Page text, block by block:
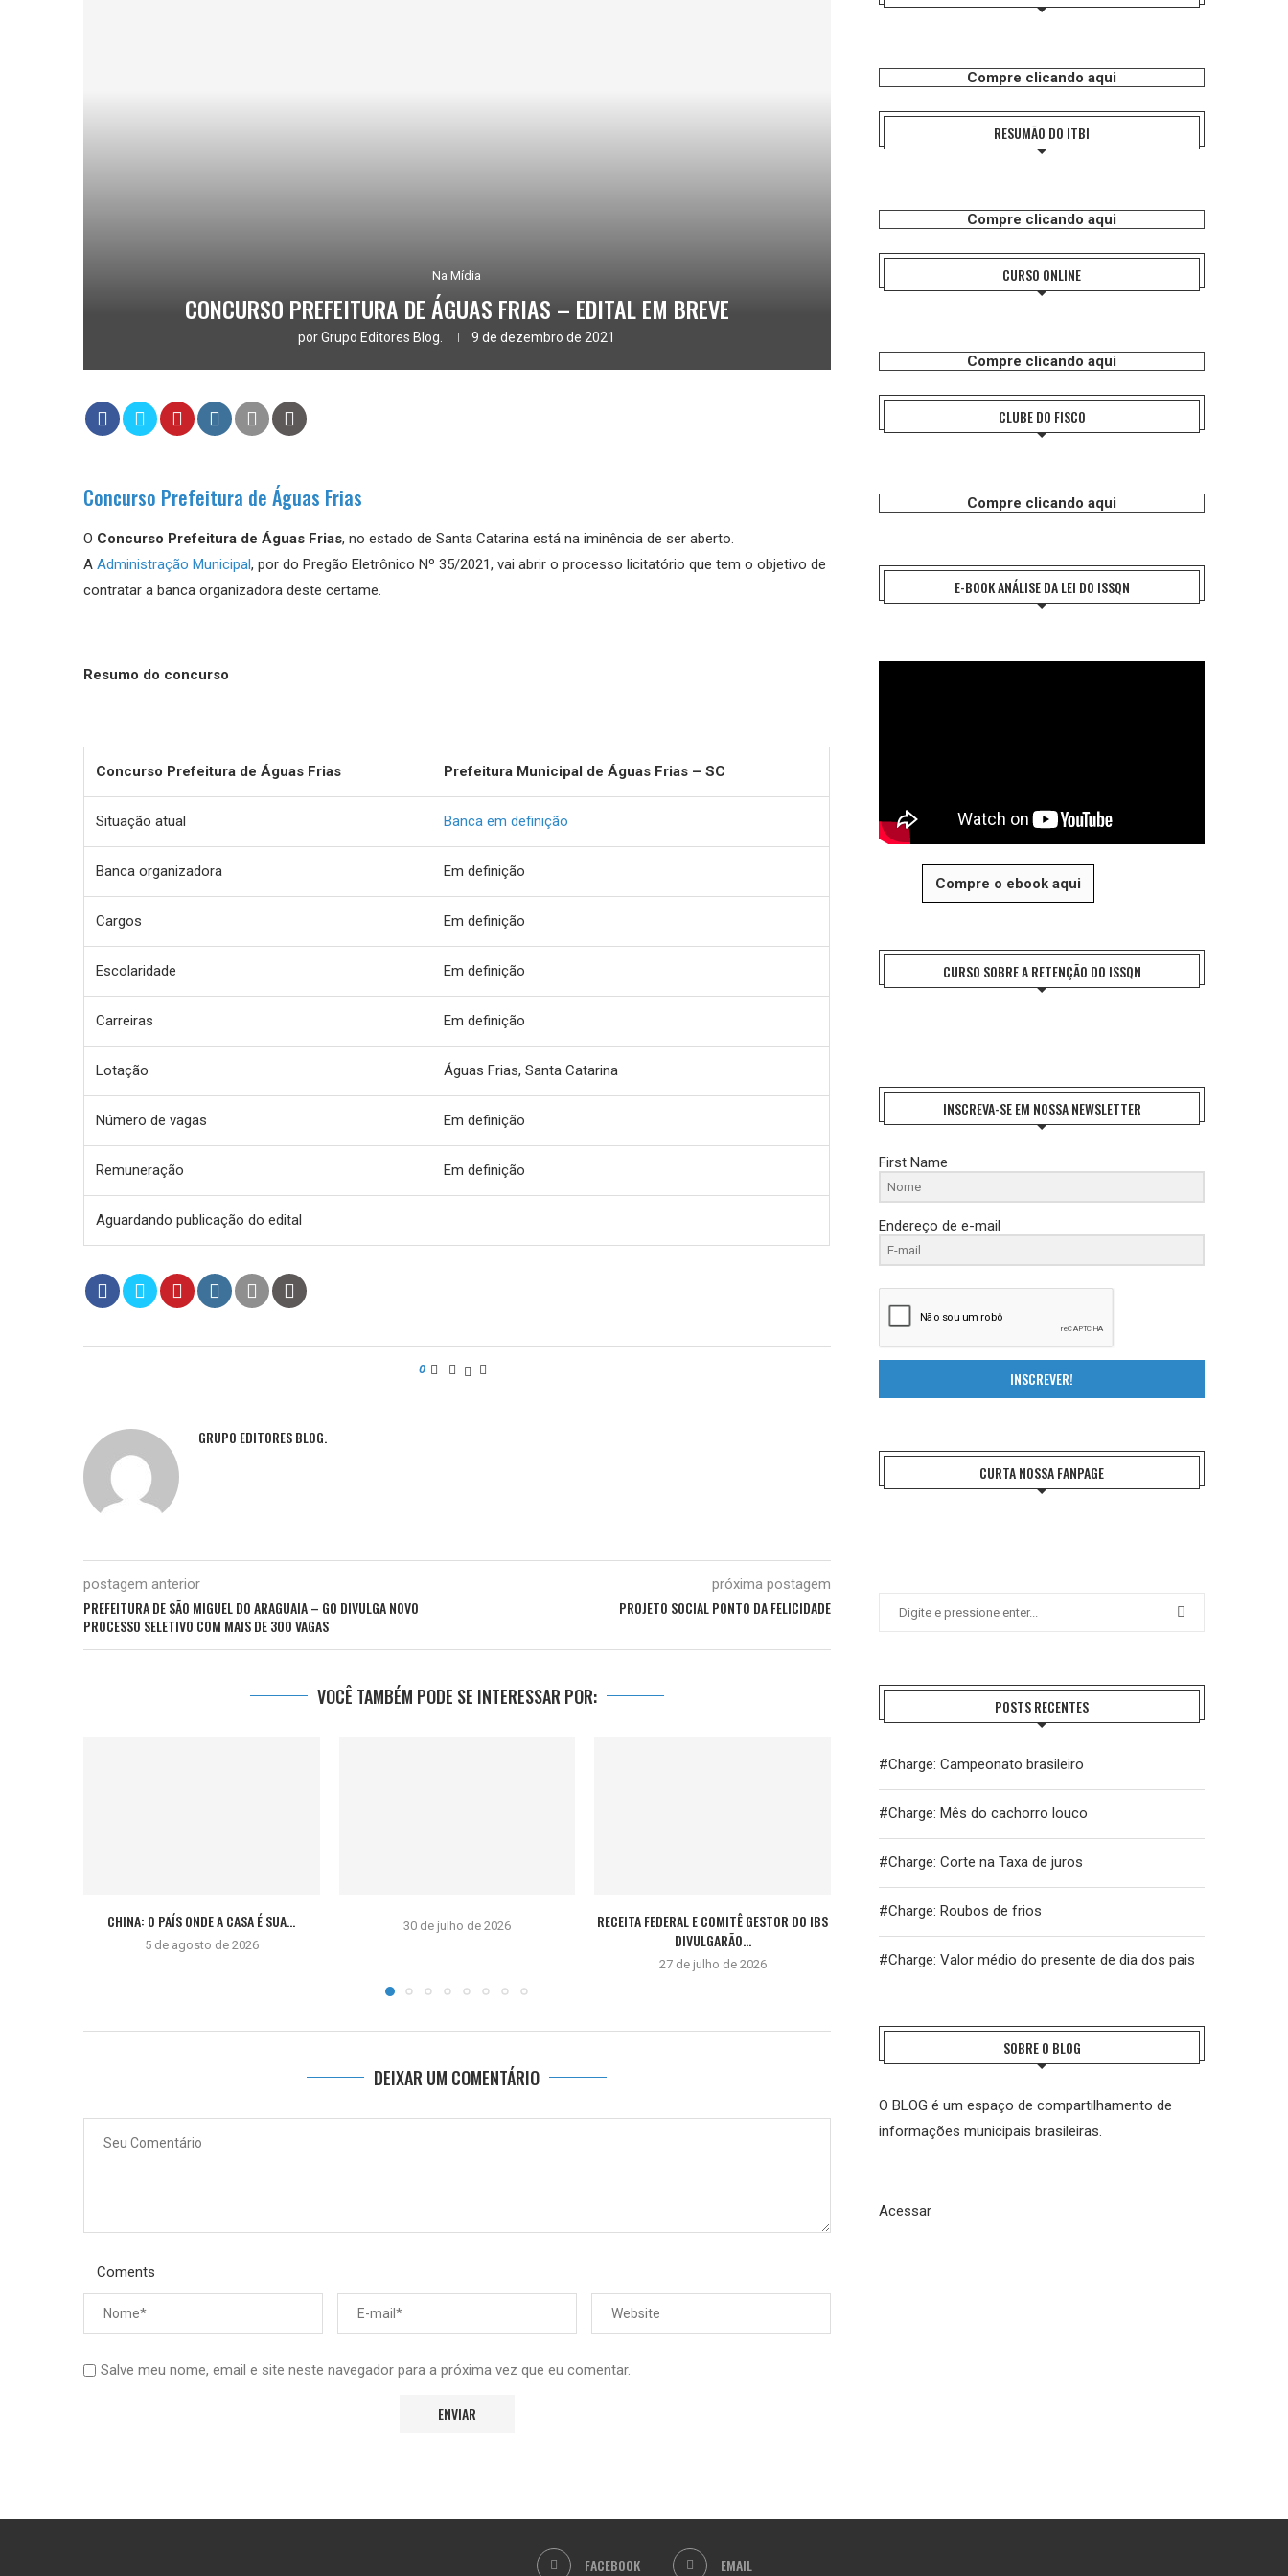
Na Mídia
CONCURSO PREFEITURA DE ÁGUAS FRIAS – EDITAL EM BREVE
porGrupo Editores Blog. 9 de dezembro de 2021
Concurso Prefeitura de Águas Frias
O Concurso Prefeitura de Águas Frias, no estado de Santa Catarina está na iminência de ser aberto.
A Administração Municipal, por do Pregão Eletrônico Nº 35/2021, vai abrir o processo licitatório que tem o objetivo de
contratar a banca organizadora deste certame.
Resumo do concurso
Concurso Prefeitura de Águas Frias Prefeitura Municipal de Águas Frias – SC
Situação atual Banca em definição
Banca organizadora Em definição
Cargos Em definição
Escolaridade Em definição
Carreiras Em definição
Lotação Águas Frias, Santa Catarina
Número de vagas Em definição
Remuneração Em definição
Aguardando publicação do edital
0
GRUPO EDITORES BLOG.
postagem anterior
PREFEITURA DE SÃO MIGUEL DO ARAGUAIA – GO DIVULGA NOVO
PROCESSO SELETIVO COM MAIS DE 300 VAGAS
próxima postagem
PROJETO SOCIAL PONTO DA FELICIDADE
VOCÊ TAMBÉM PODE SE INTERESSAR POR:
CHINA: O PAÍS ONDE A CASA É SUA...
5 de agosto de 2026
30 de julho de 2026
RECEITA FEDERAL E COMITÊ GESTOR DO IBS
DIVULGARÃO...
27 de julho de 2026
REFORMA TRIBUTÁRIA: O DESAFIO DA
IMPLEMENTAÇÃO E A...
27 de julho de 2026
FAZEM HOMENAGEM
21 de julho de 2026
DEIXAR UM COMENTÁRIO
Coments
Salve meu nome, email e site neste navegador para a próxima vez que eu comentar.
Compre clicando aqui
RESUMÃO DO ITBI
Compre clicando aqui
CURSO ONLINE
Compre clicando aqui
CLUBE DO FISCO
Compre clicando aqui
E-BOOK ANÁLISE DA LEI DO ISSQN
Compre o ebook aqui
CURSO SOBRE A RETENÇÃO DO ISSQN
INSCREVA-SE EM NOSSA NEWSLETTER
First Name
Endereço de e-mail
INSCREVER!
CURTA NOSSA FANPAGE
POSTS RECENTES
#Charge: Campeonato brasileiro
#Charge: Mês do cachorro louco
#Charge: Corte na Taxa de juros
#Charge: Roubos de frios
#Charge: Valor médio do presente de dia dos pais
SOBRE O BLOG
O BLOG é um espaço de compartilhamento de
informações municipais brasileiras.
Acessar
FACEBOOK EMAIL